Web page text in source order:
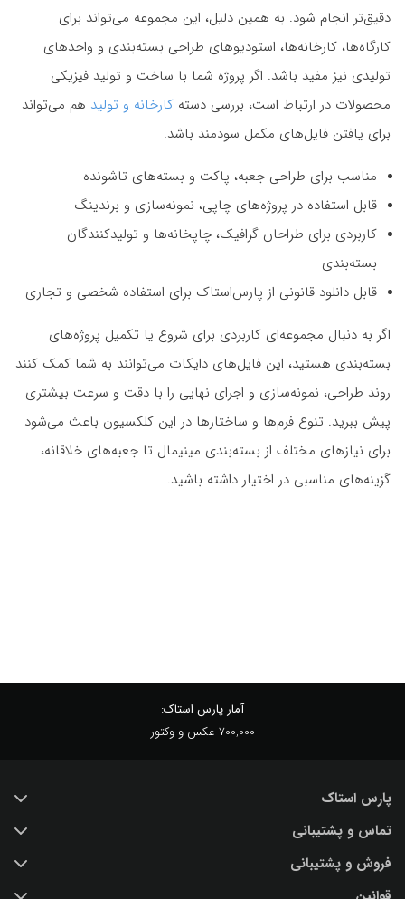
دقیق‌تر انجام شود. به همین دلیل، این مجموعه می‌تواند برای
کارگاه‌ها، کارخانه‌ها، استودیوهای طراحی بسته‌بندی و واحدهای
تولیدی نیز مفید باشد. اگر پروژه شما با ساخت و تولید فیزیکی
محصولات در ارتباط است، بررسی دسته کارخانه و تولید هم می‌تواند
برای یافتن فایل‌های مکمل سودمند باشد.
مناسب برای طراحی جعبه، پاکت و بسته‌های تاشونده
قابل استفاده در پروژه‌های چاپی، نمونه‌سازی و برندینگ
کاربردی برای طراحان گرافیک، چاپخانه‌ها و تولیدکنندگان
بسته‌بندی
قابل دانلود قانونی از پارس‌استاک برای استفاده شخصی و تجاری
اگر به دنبال مجموعه‌ای کاربردی برای شروع یا تکمیل پروژه‌های
بسته‌بندی هستید، این فایل‌های دایکات می‌توانند به شما کمک کنند
روند طراحی، نمونه‌سازی و اجرای نهایی را با دقت و سرعت بیشتری
پیش ببرید. تنوع فرم‌ها و ساختارها در این کلکسیون باعث می‌شود
برای نیازهای مختلف از بسته‌بندی مینیمال تا جعبه‌های خلاقانه،
گزینه‌های مناسبی در اختیار داشته باشید.
آمار پارس استاک:
700,000 عکس و وکتور
پارس استاک
خرید عکس با کیفیت
درباره ما
تماس و پشتیبانی
تماس با ما
فروش و پشتیبانی